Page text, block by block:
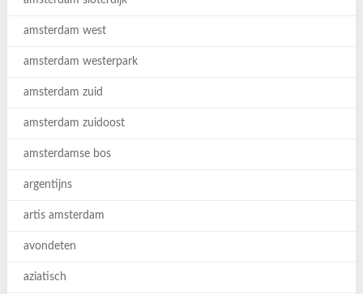
amsterdam west
amsterdam westerpark
amsterdam zuid
amsterdam zuidoost
amsterdamse bos
argentijns
artis amsterdam
avondeten
aziatisch